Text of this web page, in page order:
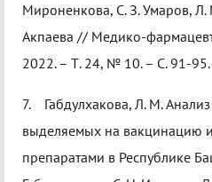
Мироненкова, С. З. Умаров,
Акпаева // Медико-
2022. – Т. 24, № 10. – С. 91-95.
7. Габдулхакова, Л. М. Анализ
выделяемых на вакцинацию
препаратами в Республике